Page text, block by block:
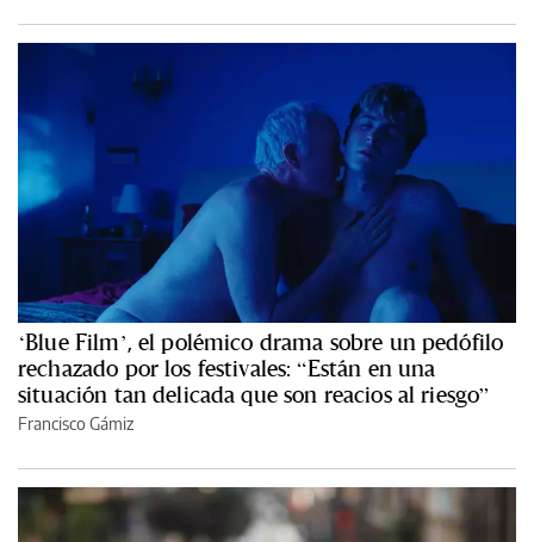
‘Blue Film’, el polémico drama sobre un pedófilo
rechazado por los festivales: “Están en una
situación tan delicada que son reacios al riesgo”
Francisco Gámiz